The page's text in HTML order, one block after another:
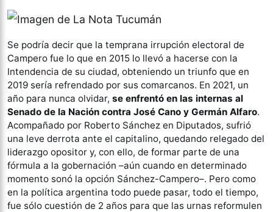
Se podría decir que la temprana irrupción electoral de
Campero fue lo que en 2015 lo llevó a hacerse con la
Intendencia de su ciudad, obteniendo un triunfo que en
2019 sería refrendado por sus comarcanos. En 2021, un
año para nunca olvidar, se enfrentó en las internas al
Senado de la Nación contra José Cano y Germán Alfaro.
Acompañado por Roberto Sánchez en Diputados, sufrió
una leve derrota ante el capitalino, quedando relegado del
liderazgo opositor y, con ello, de formar parte de una
fórmula a la gobernación –aún cuando en determinado
momento sonó la opción Sánchez-Campero–. Pero como
en la política argentina todo puede pasar, todo el tiempo,
fue sólo cuestión de 2 años para que las urnas reformulen